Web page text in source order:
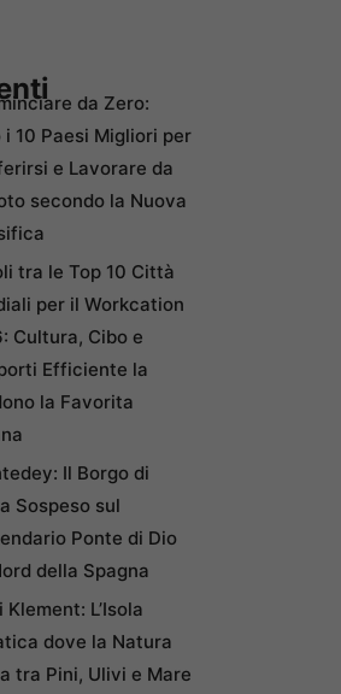
da Zero:
i 10 Paesi Migliori per
e Lavorare da
secondo la Nuova
tra le Top 10 Città
per il Workcation
Cultura, Cibo e
Efficiente la
la Favorita
Il Borgo di
Sospeso sul
Ponte di Dio
della Spagna
Klement: L’Isola
dove la Natura
tra Pini, Ulivi e Mare